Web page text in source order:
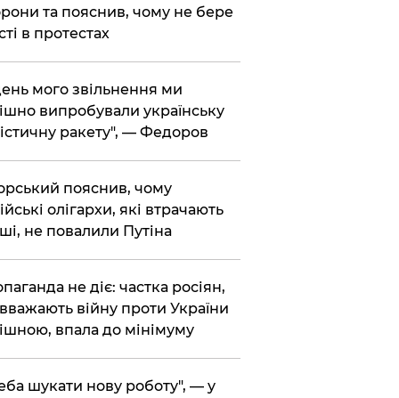
та пояснив, чому не бере
в протестах
мого звільнення ми
випробували українську
ракету", — Федоров
пояснив, чому
олігархи, які втрачають
не повалили Путіна
не діє: частка росіян,
війну проти України
впала до мінімуму
шукати нову роботу", — у